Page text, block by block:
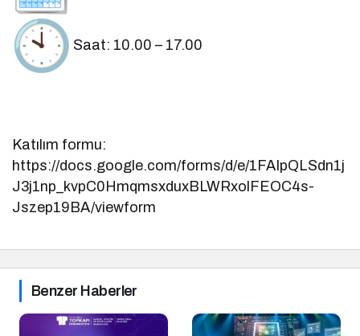
Saat: 10.00 – 17.00
Katılım formu:
https://docs.google.com/forms/d/e/1FAIpQLSdn1j
J3j1np_kvpC0HmqmsxduxBLWRxolFEOC4s-
Jszep19BA/viewform
Benzer Haberler